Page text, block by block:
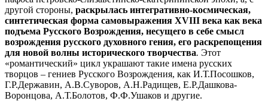
другой стороны, раскрылась интегративно-космическая,
синтетическая форма самовыражения XVIII века как века
подъема Русского Возрождения, несущего в себе смысл
возрождения русского духовного гения, его раскрепощения
для новой волны исторического творчества. Этот
«романтический» цикл украшают такие имена русских
творцов – гениев Русского Возрождения, как И.Т.Посошков,
Г.Р.Державин, А.В.Суворов, А.Н.Радищев, Е.Р.Дашкова-
Воронцова, А.Т.Болотов, Ф.Ф.Ушаков и другие.